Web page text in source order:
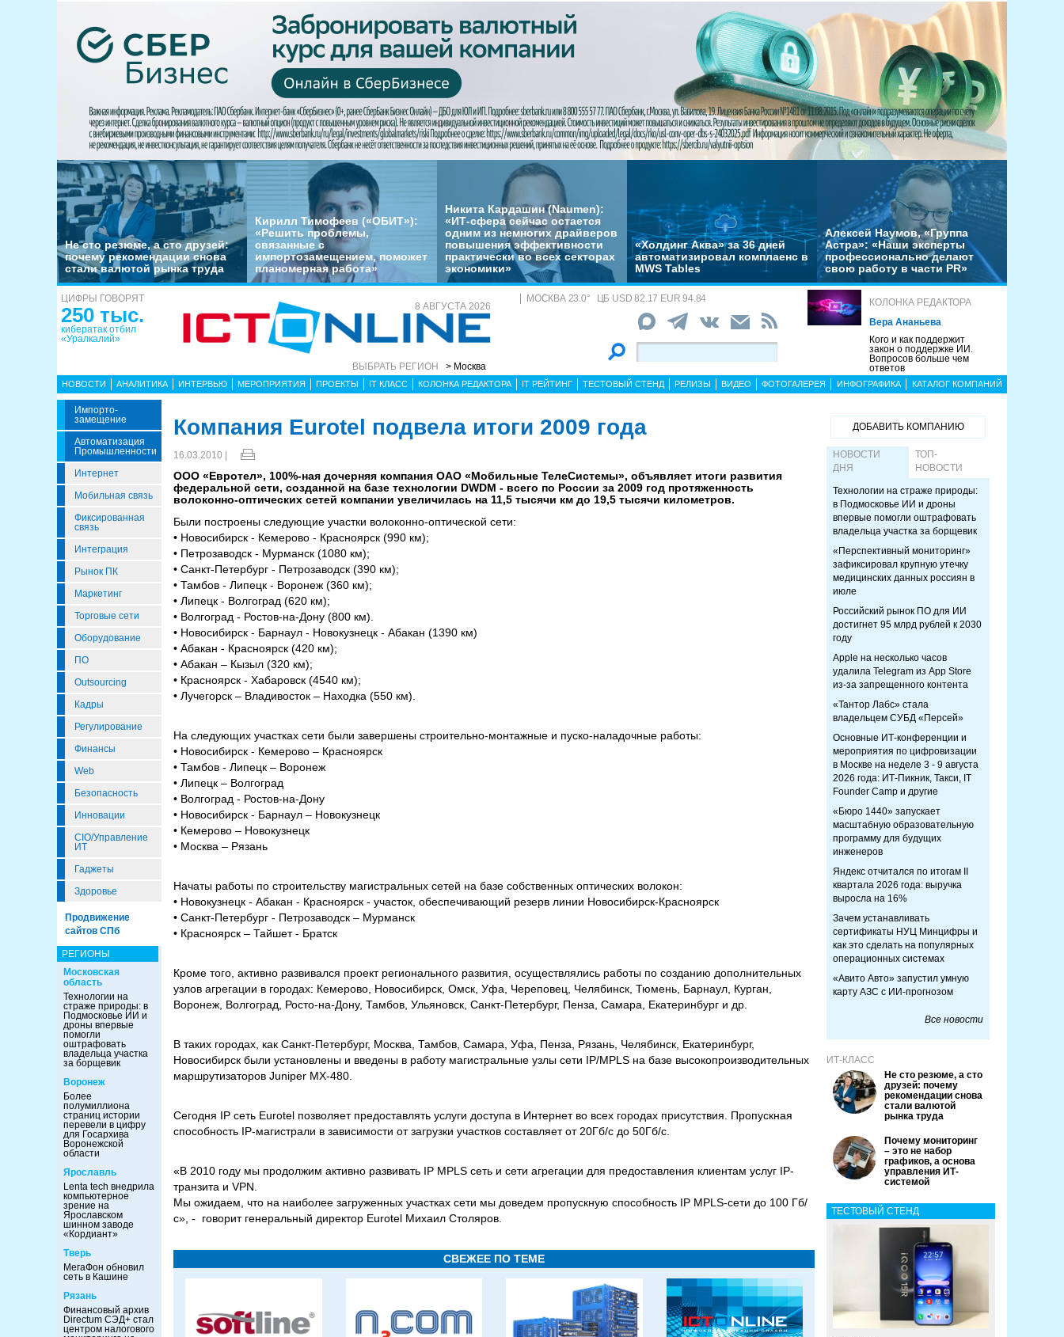
Не сто резюме, а сто друзей:
почему рекомендации снова
стали валютой рынка труда
Кирилл Тимофеев («ОБИТ»):
«Решить проблемы,
связанные с
импортозамещением, поможет
планомерная работа»
Никита Кардашин (Naumen):
«ИТ-сфера сейчас остается
одним из немногих драйверов
повышения эффективности
практически во всех секторах
экономики»
«Холдинг Аква» за 36 дней
автоматизировал комплаенс в
MWS Tables
Алексей Наумов, «Группа
Астра»: «Наши эксперты
профессионально делают
свою работу в части PR»
ЦИФРЫ ГОВОРЯТ
250 тыс.
кибератак отбил
«Уралкалий»
8 АВГУСТА 2026
ВЫБРАТЬ РЕГИОН > Москва
МОСКВА 23.0° ЦБ USD 82.17 EUR 94.84
КОЛОНКА РЕДАКТОРА
Вера Ананьева
Кого и как поддержит
закон о поддержке ИИ.
Вопросов больше чем
ответов
НОВОСТИ АНАЛИТИКА ИНТЕРВЬЮ МЕРОПРИЯТИЯ ПРОЕКТЫ IT КЛАСС КОЛОНКА РЕДАКТОРА IT РЕЙТИНГ ТЕСТОВЫЙ СТЕНД РЕЛИЗЫ ВИДЕО ФОТОГАЛЕРЕЯ ИНФОГРАФИКА КАТАЛОГ КОМПАНИЙ
Импорто­
Замещение
Автоматизация
Промышленности
Интернет
Мобильная связь
Фиксированная
связь
Интеграция
Рынок ПК
Маркетинг
Торговые сети
Оборудование
ПО
Outsourcing
Кадры
Регулирование
Финансы
Web
Безопасность
Инновации
CIO/Управление
ИТ
Гаджеты
Здоровье
Продвижение
сайтов СПб
РЕГИОНЫ
Московская
область
Технологии на
страже природы: в
Подмосковье ИИ и
дроны впервые
помогли
оштрафовать
владельца участка
за борщевик
Воронеж
Более
полумиллиона
страниц истории
перевели в цифру
для Госархива
Воронежской
области
Ярославль
Lenta tech внедрила
компьютерное
зрение на
Ярославском
шинном заводе
«Кордиант»
Тверь
МегаФон обновил
сеть в Кашине
Рязань
Финансовый архив
Directum СЭД+ стал
центром налогового
Компания Eurotel подвела итоги 2009 года
16.03.2010 |
ООО «Евротел», 100%-ная дочерняя компания ОАО «Мобильные ТелеСистемы», объявляет итоги развития
федеральной сети, созданной на базе технологии DWDM - всего по России за 2009 год протяженность
волоконно-оптических сетей компании увеличилась на 11,5 тысячи км до 19,5 тысячи километров.
Были построены следующие участки волоконно-оптической сети:
• Новосибирск - Кемерово - Красноярск (990 км);
• Петрозаводск - Мурманск (1080 км);
• Санкт-Петербург - Петрозаводск (390 км);
• Тамбов - Липецк - Воронеж (360 км);
• Липецк - Волгоград (620 км);
• Волгоград - Ростов-на-Дону (800 км).
• Новосибирск - Барнаул - Новокузнецк - Абакан (1390 км)
• Абакан - Красноярск (420 км);
• Абакан – Кызыл (320 км);
• Красноярск - Хабаровск (4540 км);
• Лучегорск – Владивосток – Находка (550 км).
На следующих участках сети были завершены строительно-монтажные и пуско-наладочные работы:
• Новосибирск - Кемерово – Красноярск
• Тамбов - Липецк – Воронеж
• Липецк – Волгоград
• Волгоград - Ростов-на-Дону
• Новосибирск - Барнаул – Новокузнецк
• Кемерово – Новокузнецк
• Москва – Рязань
Начаты работы по строительству магистральных сетей на базе собственных оптических волокон:
• Новокузнецк - Абакан - Красноярск - участок, обеспечивающий резерв линии Новосибирск-Красноярск
• Санкт-Петербург - Петрозаводск – Мурманск
• Красноярск – Тайшет - Братск
Кроме того, активно развивался проект регионального развития, осуществлялись работы по созданию дополнительных
узлов агрегации в городах: Кемерово, Новосибирск, Омск, Уфа, Череповец, Челябинск, Тюмень, Барнаул, Курган,
Воронеж, Волгоград, Росто-на-Дону, Тамбов, Ульяновск, Санкт-Петербург, Пенза, Самара, Екатеринбург и др.
В таких городах, как Санкт-Петербург, Москва, Тамбов, Самара, Уфа, Пенза, Рязань, Челябинск, Екатеринбург,
Новосибирск были установлены и введены в работу магистральные узлы сети IP/MPLS на базе высокопроизводительных
маршрутизаторов Juniper MX-480.
Сегодня IP сеть Eurotel позволяет предоставлять услуги доступа в Интернет во всех городах присутствия. Пропускная
способность IP-магистрали в зависимости от загрузки участков составляет от 20Гб/с до 50Гб/с.
«В 2010 году мы продолжим активно развивать IP MPLS сеть и сети агрегации для предоставления клиентам услуг IP-
транзита и VPN.
Мы ожидаем, что на наиболее загруженных участках сети мы доведем пропускную способность IP MPLS-сети до 100 Гб/
с», - говорит генеральный директор Eurotel Михаил Столяров.
СВЕЖЕЕ ПО ТЕМЕ
ДОБАВИТЬ КОМПАНИЮ
НОВОСТИ
ДНЯ
ТОП-
НОВОСТИ
Технологии на страже природы:
в Подмосковье ИИ и дроны
впервые помогли оштрафовать
владельца участка за борщевик
«Перспективный мониторинг»
зафиксировал крупную утечку
медицинских данных россиян в
июле
Российский рынок ПО для ИИ
достигнет 95 млрд рублей к 2030
году
Apple на несколько часов
удалила Telegram из App Store
из-за запрещенного контента
«Тантор Лабс» стала
владельцем СУБД «Персей»
Основные ИТ-конференции и
мероприятия по цифровизации
в Москве на неделе 3 - 9 августа
2026 года: ИТ-Пикник, Такси, IT
Founder Camp и другие
«Бюро 1440» запускает
масштабную образовательную
программу для будущих
инженеров
Яндекс отчитался по итогам II
квартала 2026 года: выручка
выросла на 16%
Зачем устанавливать
сертификаты НУЦ Минцифры и
как это сделать на популярных
операционных системах
«Авито Авто» запустил умную
карту АЗС с ИИ-прогнозом
Все новости
ИТ-КЛАСС
Не сто резюме, а сто
друзей: почему
рекомендации снова
стали валютой
рынка труда
Почему мониторинг
– это не набор
графиков, а основа
управления ИТ-
системой
ТЕСТОВЫЙ СТЕНД